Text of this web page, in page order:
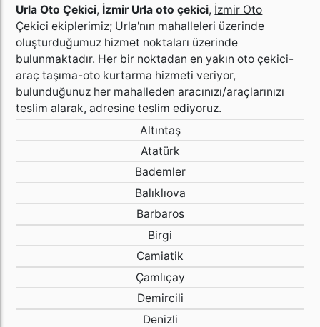
Urla Oto Çekici, İzmir Urla oto çekici, İzmir Oto
Çekici ekiplerimiz; Urla'nın mahalleleri üzerinde
oluşturduğumuz hizmet noktaları üzerinde
bulunmaktadır. Her bir noktadan en yakın oto çekici-
araç taşıma-oto kurtarma hizmeti veriyor,
bulunduğunuz her mahalleden aracınızı/araçlarınızı
teslim alarak, adresine teslim ediyoruz.
Altıntaş
Atatürk
Bademler
Balıklıova
Barbaros
Birgi
Camiatik
Çamlıçay
Demircili
Denizli